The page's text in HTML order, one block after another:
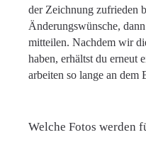
der Zeichnung zufrieden
Änderungswünsche,
mitteilen. Nachdem wir
haben, erhältst du erneut
arbeiten so lange an
Welche Fotos werden